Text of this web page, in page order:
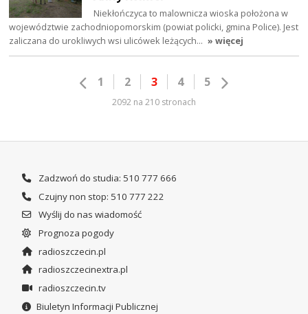
Niekłończyca to malownicza wioska położona w
województwie zachodniopomorskim (powiat policki, gmina Police). Jest
zaliczana do urokliwych wsi ulicówek leżących… » więcej
1 2 3 4 5
2092 na 210 stronach
Zadzwoń do studia: 510 777 666
Czujny non stop: 510 777 222
Wyślij do nas wiadomość
Prognoza pogody
radioszczecin.pl
radioszczecinextra.pl
radioszczecin.tv
Biuletyn Informacji Publicznej